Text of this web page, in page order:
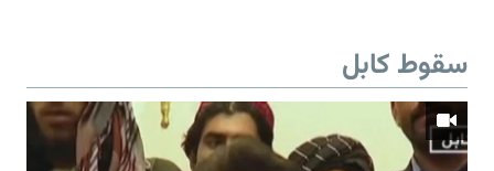
سقوط کابل